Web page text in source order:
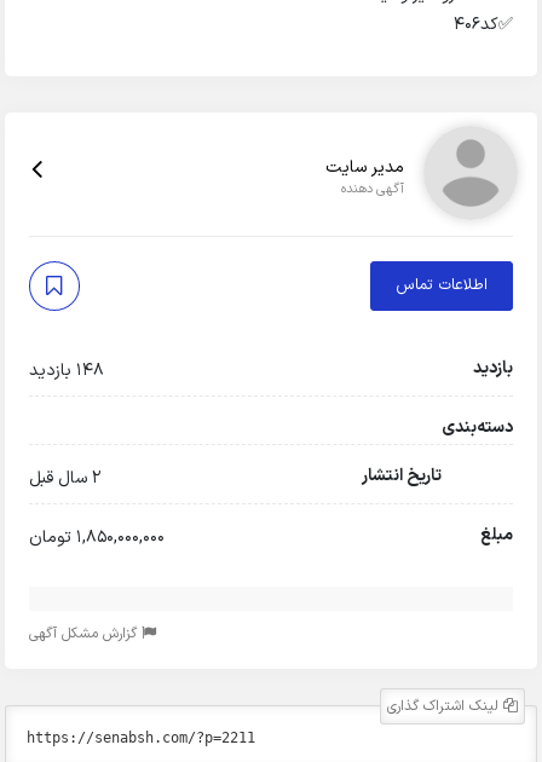
✅️کد۴۰۶
مدیر سایت
آگهی دهنده
اطلاعات تماس
بازدید 148 بازدید
دسته‌بندی
تاریخ انتشار
2 سال قبل
مبلغ 1,850,000,000 تومان
گزارش مشکل آگهی
لینک اشتراک گذاری